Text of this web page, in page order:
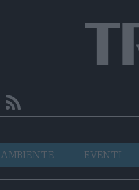
AMBIENTE EVENTI